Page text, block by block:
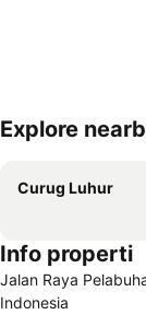
Explore
Curug Luhur
Info properti
Jalan Raya
Indonesia